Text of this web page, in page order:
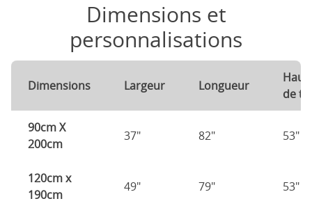
Dimensions et
personnalisations
Dimensions Largeur Longueur
de
90cm X
200cm
37" 82" 53"
120cm x
190cm
49" 79" 53"